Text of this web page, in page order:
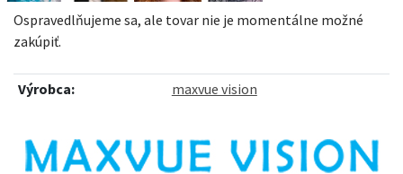
Ospravedlňujeme sa, ale tovar nie je momentálne možné
zakúpiť.
Výrobca: maxvue vision